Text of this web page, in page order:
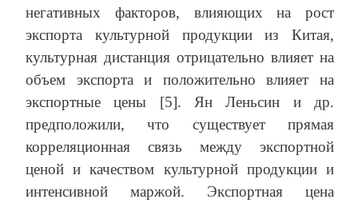
негативных факторов, влияющих на рост
экспорта культурной продукции из Китая,
культурная дистанция отрицательно влияет на
объем экспорта и положительно влияет на
экспортные цены [5]. Ян Леньсин и др.
предположили, что существует прямая
корреляционная связь между экспортной
ценой и качеством культурной продукции и
интенсивной маржой. Экспортная цена